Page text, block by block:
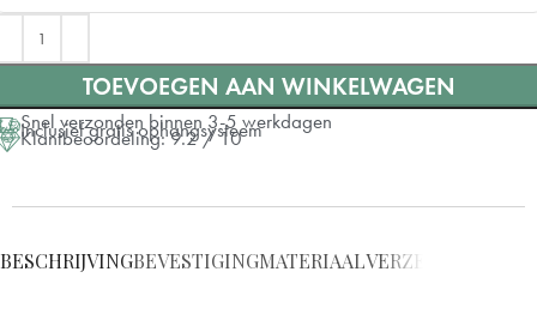
⌀ 40 cm
⌀ 120 cm
TOEVOEGEN AAN WINKELWAGEN
Snel verzonden binnen 3-5 werkdagen
Inclusief gratis ophangsysteem
Klantbeoordeling: 9.2 / 10
BESCHRIJVINGBEVESTIGINGMATERIAALVERZENDING &